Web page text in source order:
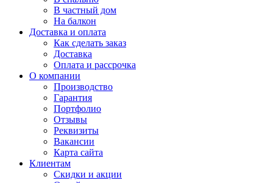
В частный дом
На балкон
Доставка и оплата
Как сделать заказ
Доставка
Оплата и рассрочка
О компании
Производство
Гарантия
Портфолио
Отзывы
Реквизиты
Вакансии
Карта сайта
Клиентам
Скидки и акции